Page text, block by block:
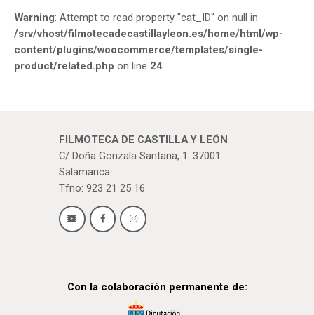
Warning: Attempt to read property "cat_ID" on null in
/srv/vhost/filmotecadecastillayleon.es/home/html/wp-
content/plugins/woocommerce/templates/single-
product/related.php on line 24
FILMOTECA DE CASTILLA Y LEÓN
C/ Doña Gonzala Santana, 1. 37001.
Salamanca
Tfno: 923 21 25 16
Con la colaboración permanente de: